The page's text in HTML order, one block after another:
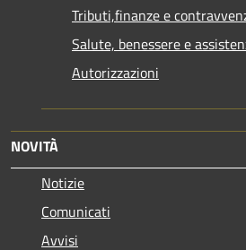
Tributi,finanze e
Salute, benessere e
Autorizzazioni
NOVITÀ
Notizie
Comunicati
Avvisi